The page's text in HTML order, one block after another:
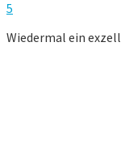
5
Wiedermal ein